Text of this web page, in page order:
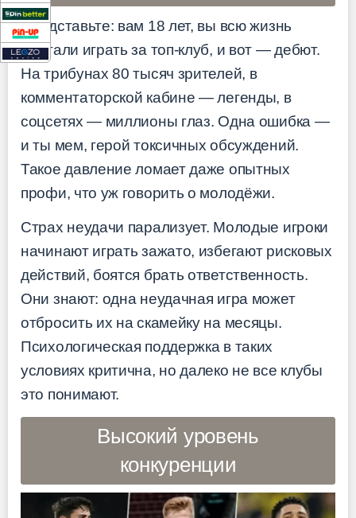
Представьте: вам 18 лет, вы всю жизнь
мечтали играть за топ-клуб, и вот — дебют.
На трибунах 80 тысяч зрителей, в
комментаторской кабине — легенды, в
соцсетях — миллионы глаз. Одна ошибка —
и ты мем, герой токсичных обсуждений.
Такое давление ломает даже опытных
профи, что уж говорить о молодёжи.
Страх неудачи парализует. Молодые игроки
начинают играть зажато, избегают рисковых
действий, боятся брать ответственность.
Они знают: одна неудачная игра может
отбросить их на скамейку на месяцы.
Психологическая поддержка в таких
условиях критична, но далеко не все клубы
это понимают.
Высокий уровень
конкуренции